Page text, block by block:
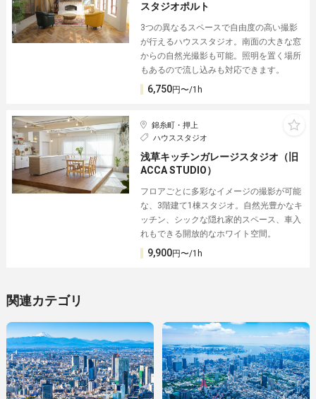
スタジオポルト
3つの異なるスペースで自由度の高い撮影
が行えるハウススタジオ。南面の大きな窓
からの自然光撮影も可能。照明を置く場所
もあるので流し込みも対応できます。
6,750円〜/1h
錦糸町・押上
ハウススタジオ
浅草キッチンガレージスタジオ（旧
ACCA STUDIO）
フロアごとに多彩なイメージの撮影が可能
な、3階建て1棟スタジオ。自然光豊かなキ
ッチン、シックな隠れ家的スペース、車入
れもできる開放的なホワイト空間。
9,900円〜/1h
関連カテゴリ